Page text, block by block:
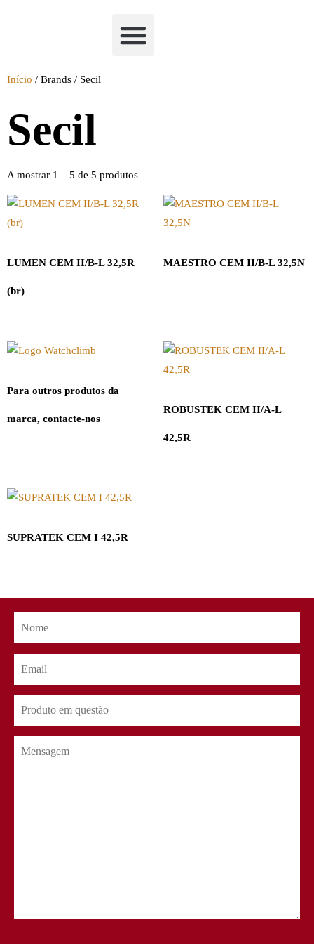
Início / Brands / Secil
Secil
A mostrar 1 – 5 de 5 produtos
LUMEN CEM II/B-L 32,5R
(br)
MAESTRO CEM II/B-L 32,5N
Para outros produtos da
marca, contacte-nos
ROBUSTEK CEM II/A-L
42,5R
SUPRATEK CEM I 42,5R